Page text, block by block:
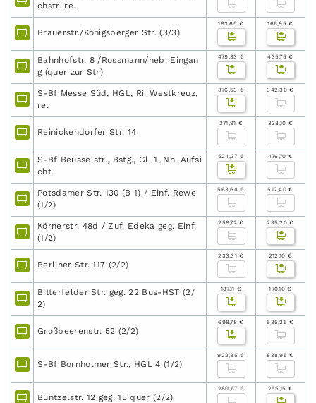
chstr. re.
Brauerstr./Königsberger Str. (3/3)
183,65 € 166,95 €
Bahnhofstr. 8 /Rossmann/neb. Eingan
g (quer zur Str)
479,33 € 435,75 €
S-Bf Messe Süd, HGL, Ri. Westkreuz,
re.
376,53 € 342,30 €
Reinickendorfer Str. 14
371,91 € 338,10 €
S-Bf Beusselstr., Bstg., Gl. 1, Nh. Aufsi
cht
524,37 € 476,70 €
Potsdamer Str. 130 (B 1) / Einf. Rewe
(1/2)
563,64 € 512,40 €
Körnerstr. 48d / Zuf. Edeka geg. Einf.
(1/2)
258,72 € 235,20 €
Berliner Str. 117 (2/2)
233,31 € 212,10 €
Bitterfelder Str. geg. 22 Bus-HST (2/
2)
187,11 € 170,10 €
Großbeerenstr. 52 (2/2)
698,78 € 635,25 €
S-Bf Bornholmer Str., HGL 4 (1/2)
922,85 € 838,95 €
Buntzelstr. 12 geg. 15 quer (2/2)
280,67 € 255,15 €